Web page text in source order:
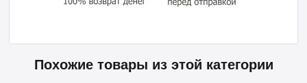
Похожие товары из этой категории